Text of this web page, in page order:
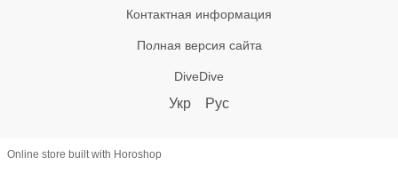
Контактная информация
Полная версия сайта
DiveDive
Укр Рус
Online store built with Horoshop